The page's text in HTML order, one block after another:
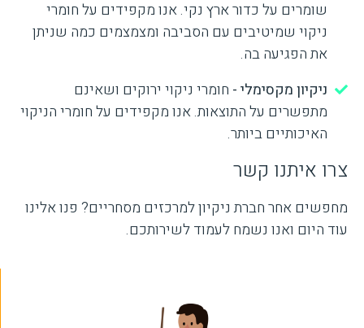
שומרים על כדור ארץ נקי. אנו מקפידים על חומרי
ניקוי שמיטיבים עם הסביבה ומצמצמים כמה שניתן
את הפגיעה בה.
ניקיון מקסימלי - חומרי ניקוי ירוקים ושאינם
מתפשרים על התוצאות. אנו מקפידים על חומרי הניקוי
האיכותיים ביותר.
צרו איתנו קשר
מחפשים אחר חברת ניקיון למרכזים מסחריים? פנו אלינו
עוד היום ואנו נשמח לעמוד לשירותכם.